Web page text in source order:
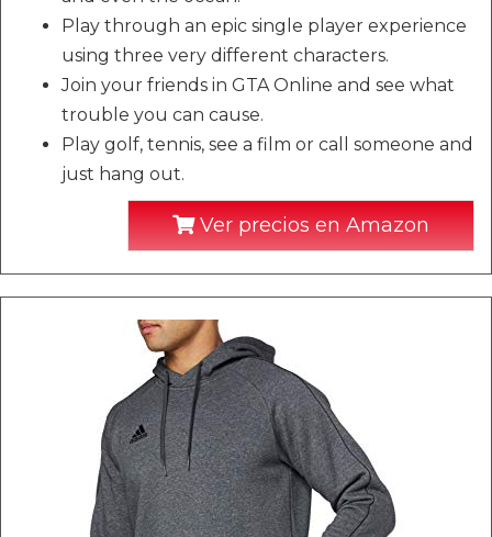
Play through an epic single player experience
using three very different characters.
Join your friends in GTA Online and see what
trouble you can cause.
Play golf, tennis, see a film or call someone and
just hang out.
Ver precios en Amazon